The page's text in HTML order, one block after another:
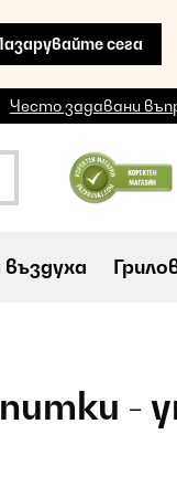
сега
Често задавани
-